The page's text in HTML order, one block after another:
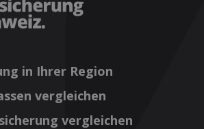
in Ihrer Region
vergleichen
vergleichen